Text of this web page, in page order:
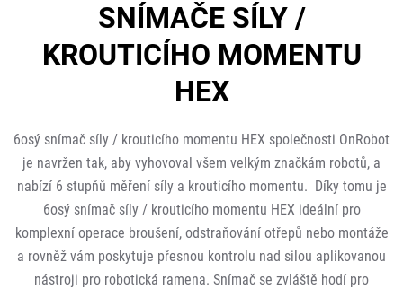
SNÍMAČE SÍLY /
KROUTICÍHO MOMENTU
HEX
6osý snímač síly / krouticího momentu HEX společnosti OnRobot
je navržen tak, aby vyhovoval všem velkým značkám robotů, a
nabízí 6 stupňů měření síly a krouticího momentu. Díky tomu je
6osý snímač síly / krouticího momentu HEX ideální pro
komplexní operace broušení, odstraňování otřepů nebo montáže
a rovněž vám poskytuje přesnou kontrolu nad silou aplikovanou
nástroji pro robotická ramena. Snímač se zvláště hodí pro